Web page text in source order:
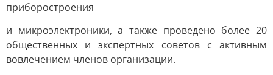
приборостроения
и микроэлектроники, а также проведено более 20
общественных и экспертных советов с активным
вовлечением членов организации.